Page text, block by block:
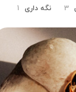
3 نگه داری 1